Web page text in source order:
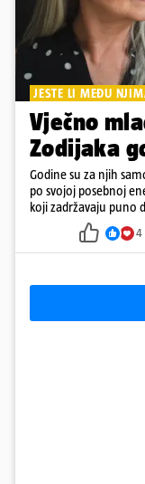
JESTE LI MEĐU
Vječno
Zodijaka
Godine su za njih
po svojoj posebnoj
koji zadržavaju puno
4